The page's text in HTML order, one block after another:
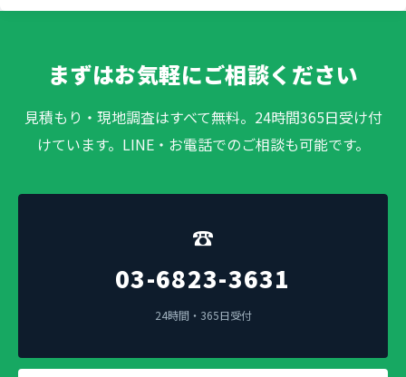
まずはお気軽にご相談ください
見積もり・現地調査はすべて無料。24時間365日受け付
けています。LINE・お電話でのご相談も可能です。
☎
03-6823-3631
24時間・365日受付